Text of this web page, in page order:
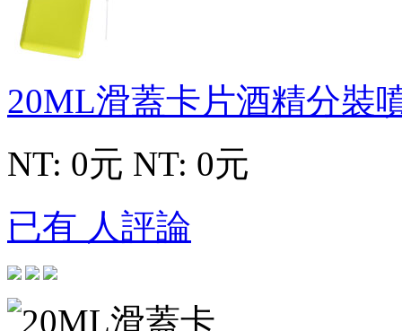
20ML滑蓋卡片酒精分裝
NT: 0元 NT: 0元
已有 人評論